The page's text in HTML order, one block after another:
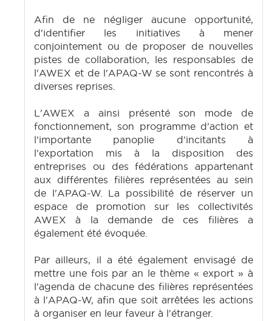
Afin de ne négliger aucune opportunité,
d'identifier les initiatives à mener
conjointement ou de proposer de nouvelles
pistes de collaboration, les responsables de
l'AWEX et de l'APAQ-W se sont rencontrés à
diverses reprises.
L'AWEX a ainsi présenté son mode de
fonctionnement, son programme d'action et
l'importante panoplie d'incitants à
l'exportation mis à la disposition des
entreprises ou des fédérations appartenant
aux différentes filières représentées au sein
de l'APAQ-W. La possibilité de réserver un
espace de promotion sur les collectivités
AWEX à la demande de ces filières a
également été évoquée.
Par ailleurs, il a été également envisagé de
mettre une fois par an le thème « export » à
l'agenda de chacune des filières représentées
à l'APAQ-W, afin que soit arrêtées les actions
à organiser en leur faveur à l'étranger.